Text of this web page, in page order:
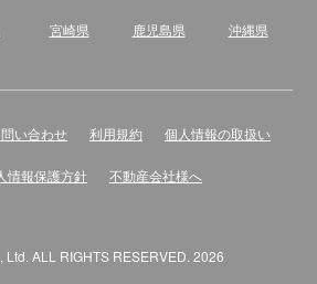
宮崎県 鹿児島県 沖縄県
い合わせ 利用規約 個人情報の取扱い
情報保護方針 不動産会社様へ
Ltd. ALL RIGHTS RESERVED. 2026